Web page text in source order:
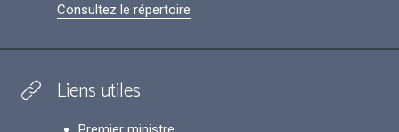
Consultez le répertoire
Liens utiles